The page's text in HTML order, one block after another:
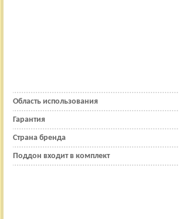
Область использования
Гарантия
Страна бренда
Поддон входит в комплект